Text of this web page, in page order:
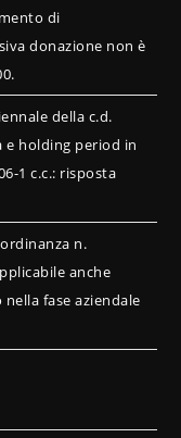
di
donazione non è
della c.d.
e holding period in
1 c.c.: risposta
n.
anche
fase aziendale